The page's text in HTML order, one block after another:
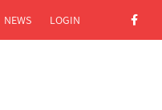
NEWS LOGIN